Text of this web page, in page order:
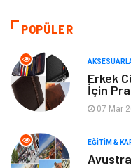
Sağlıklı Yaşam
Otomotiv
Tatil
Organizasyon
POPÜLER
Erkek
İçin
07 Mar
EĞITIM &